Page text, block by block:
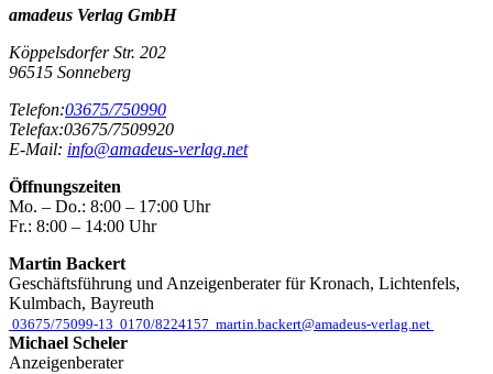
amadeus Verlag GmbH
Köppelsdorfer Str. 202
96515 Sonneberg
Telefon:03675/750990
Telefax:03675/7509920
E-Mail: info@amadeus-verlag.net
Öffnungszeiten
Mo. – Do.: 8:00 – 17:00 Uhr
Fr.: 8:00 – 14:00 Uhr
Martin Backert
Geschäftsführung und Anzeigenberater für Kronach, Lichtenfels,
Kulmbach, Bayreuth
03675/75099-13 0170/8224157 martin.backert@amadeus-verlag.net
Michael Scheler
Anzeigenberater